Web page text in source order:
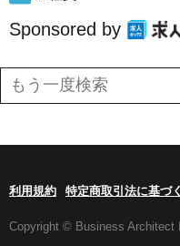
Sponsored by
利用規約 特定商取引法に基づ
Copyright © Business Architect